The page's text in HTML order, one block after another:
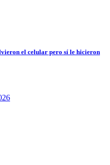
el celular pero sí le hicieron